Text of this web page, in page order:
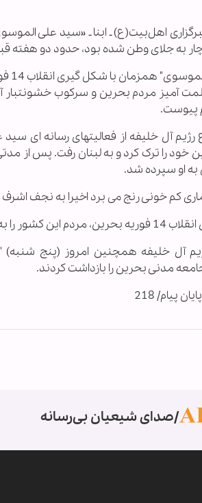
اهل‌بیت(ع) ـ ابنا ـ «سید علی
به جلای وطن شده بود، حدود دو هفته
آمیز مردم بحرین و سرکوب خشونتبار
پیوست.
رژیم آل خلیفه از فعالیتهای رسانه ای
خود را ترک کرد و به لبنان رفت. پس از
کم خونی رنج می برد اخیرا به نجف اشرف
تشییع این فعال رسانه ای فرا خوانده است.
آل خلیفه همچنین امروز (پنج
مدنی بحرین را بازداشت کردند.
پیام/ 218
صدای شیعیان بی‌رسانه